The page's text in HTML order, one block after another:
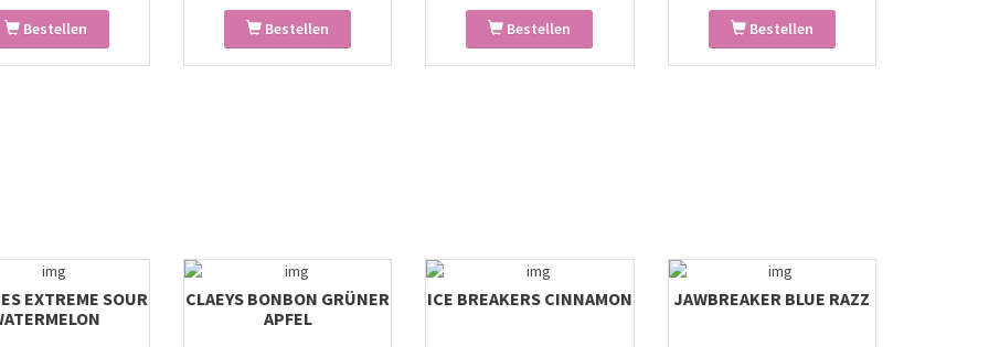
Bestellen Bestellen Bestellen Bestellen
EXTREME SOUR
CLAEYS BONBON GRÜNER
APFEL
ICE BREAKERS CINNAMON JAWBREAKER BLUE RAZZ